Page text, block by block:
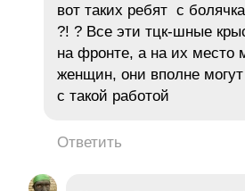
вот таких ребят с
?! ? Все эти тцк-шные
на фронте, а на их место
женщин, они вполне могут
с такой работой
Ответить